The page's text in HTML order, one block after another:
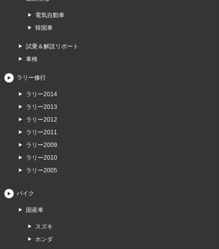
電気自動車
韓国車
試乗＆解説リポート
車検
ラリー修行
ラリー2014
ラリー2013
ラリー2012
ラリー2011
ラリー2009
ラリー2010
ラリー2005
バイク
国産車
スズキ
ホンダ